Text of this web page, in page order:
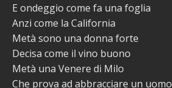
E ondeggio come fa una foglia
Anzi come la California
Metà sono una donna forte
Decisa come il vino buono
Metà una Venere di Milo
Che prova ad abbracciare un uomo